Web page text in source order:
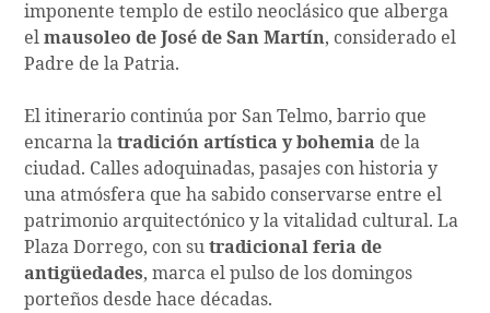
imponente templo de estilo neoclásico que alberga
elmausoleo de José de San Martín, considerado el
Padre de la Patria.
El itinerario continúa por San Telmo, barrio que
encarna latradición artística y bohemia de la
ciudad. Calles adoquinadas, pasajes con historia y
una atmósfera que ha sabido conservarse entre el
patrimonio arquitectónico y la vitalidad cultural. La
Plaza Dorrego, con sutradicional feria de
antigüedades, marca el pulso de los domingos
porteños desde hace décadas.